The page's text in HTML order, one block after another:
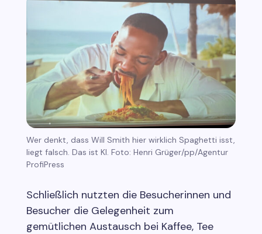
Wer denkt, dass Will Smith hier wirklich Spaghetti isst,
liegt falsch. Das ist KI. Foto: Henri Grüger/pp/Agentur
ProfiPress
Schließlich nutzten die Besucherinnen und
Besucher die Gelegenheit zum
gemütlichen Austausch bei Kaffee, Tee